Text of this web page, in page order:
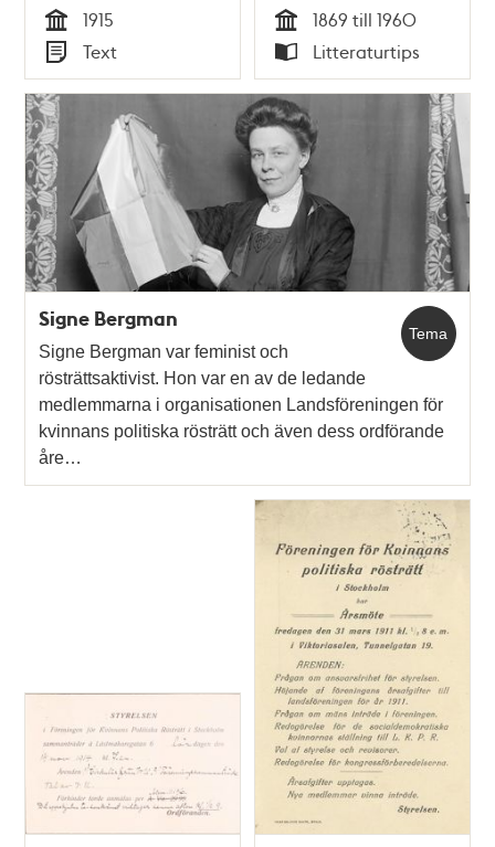
Tid
1915
Typ
Text Tid
1869 till 1960
Typ
Litteraturtips
Tema
Signe Bergman
Signe Bergman var feminist och
rösträttsaktivist. Hon var en av de ledande
medlemmarna i organisationen Landsföreningen för
kvinnans politiska rösträtt och även dess ordförande
åre…